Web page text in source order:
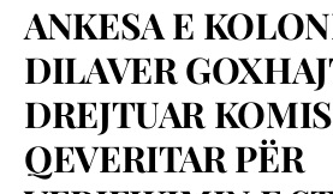
ANKESA E
DILAVER
DREJTUAR
QEVERITAR PËR